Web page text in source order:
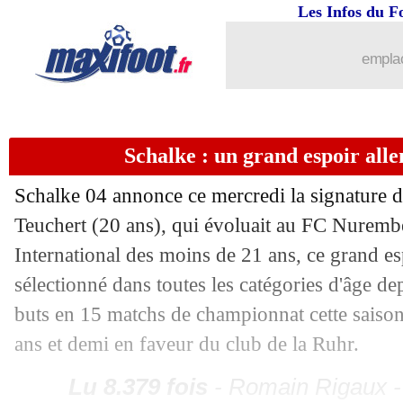
Les Infos du
Schalke : un grand espoir
Schalke 04 annonce ce mercredi la signature
Teuchert (20 ans), qui évoluait au FC
International des moins de 21 ans, ce grand
sélectionné dans toutes les catégories d'âge
buts en 15 matchs de championnat cette
ans et demi en faveur du club de la Ruhr.
Villarreal : Bakambu bientôt en
03/01 Man City
03/01 Atletico: Vietto finalement à Valence
03/01 Guingamp: c'est fait pour Ngbakoto
Wolfsburg : priorité à Nice pour
03/01 OM : Sanson sur les tablettes de
03/01 PSG : au tour d'Alisson